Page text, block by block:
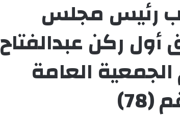
رئيس مجلس
أول ركن عبدالفتاح
الجمعية العامة